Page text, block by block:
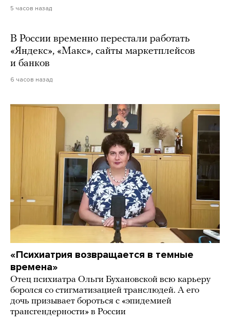
5 часов назад
В России временно перестали работать
«Яндекс», «Макс», сайты маркетплейсов
и банков
6 часов назад
«Психиатрия возвращается в темные
времена»
Отец психиатра Ольги Бухановской всю карьеру
боролся со стигматизацией транслюдей. А его
дочь призывает бороться с «эпидемией
трансгендерности» в России